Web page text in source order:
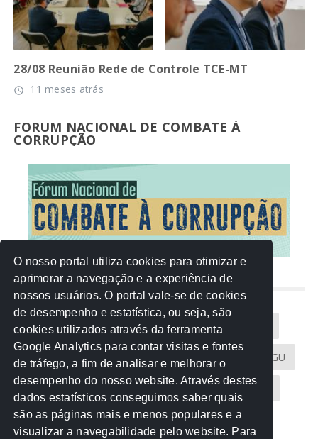
28/08 Reunião Rede de Controle TCE-MT
access_time 11 meses atrás
FORUM NACIONAL DE COMBATE À
CORRUPÇÃO
NUVEM DE TAGS
Acontece na Rede AGU AMM
Atricon Audicom CAU-MT CGU
CREA-MT Eventos MPC-MT MPE-MT
MPF Notícias PF PGE-MT PGR
O nosso portal utiliza cookies para otimizar e
aprimorar a navegação e a experiência de
nossos usuários. O portal vale-se de cookies
de desempenho e estatística, ou seja, são
cookies utilizados através da ferramenta
Google Analytics para contar visitas e fontes
de tráfego, a fim de analisar e melhorar o
desempenho do nosso website. Através destes
dados estatísticos conseguimos saber quais
são as páginas mais e menos populares e a
visualizar a navegabilidade pelo website. Para